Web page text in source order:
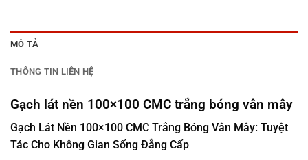
MÔ TẢ
THÔNG TIN LIÊN HỆ
Gạch lát nền 100×100 CMC trắng bóng vân mây
Gạch Lát Nền 100×100 CMC Trắng Bóng Vân Mây: Tuyệt
Tác Cho Không Gian Sống Đẳng Cấp